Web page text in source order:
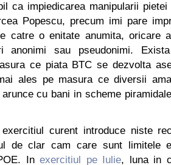
ca impiedicarea manipularii
Popescu, precum imi pare
catre o enitate anumita, oricare
anonimi sau pseudonimi.
ce piata BTC se dezvolta
ales pe masura ce diversii
cu bani in scheme
curent introduce niste
de clar cam care sunt limitele
In exercitiul pe Iulie, luna in